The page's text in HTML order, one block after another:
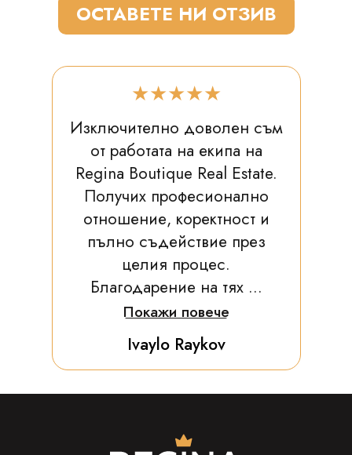
ОСТАВЕТЕ НИ ОТЗИВ
★★★★★
Изключително доволен съм
от работата на екипа на
Regina Boutique Real Estate.
Получих професионално
отношение, коректност и
пълно съдействие през
целия процес.
Благодарение на тях ...
Покажи повече
Ivaylo Raykov